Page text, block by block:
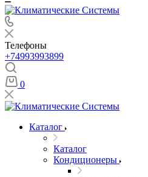
Телефоны
+74993993899
0
Каталог
Каталог
Кондиционеры